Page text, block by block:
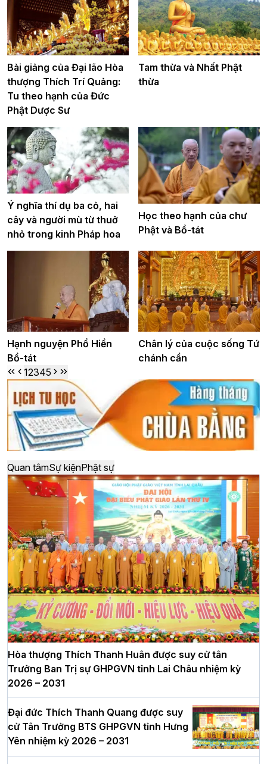
Bài giảng của Đại lão Hòa
thượng Thích Trí Quảng:
Tu theo hạnh của Đức
Phật Dược Sư
Tam thừa và Nhất Phật
thừa
Ý nghĩa thí dụ ba cỏ, hai
cây và người mù từ thuở
nhỏ trong kinh Pháp hoa
Học theo hạnh của chư
Phật và Bồ-tát
Hạnh nguyện Phổ Hiền
Bồ-tát
Chân lý của cuộc sống Tứ
chánh cần
12345
Quan tâmSự kiệnPhật sự
Hòa thượng Thích Thanh Huân được suy cử tân
Trưởng Ban Trị sự GHPGVN tỉnh Lai Châu nhiệm kỳ
2026 – 2031
Đại đức Thích Thanh Quang được suy
cử Tân Trưởng BTS GHPGVN tỉnh Hưng
Yên nhiệm kỳ 2026 – 2031